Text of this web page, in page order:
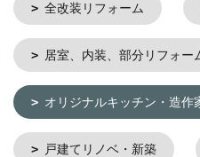
全改装リフォーム
居室、内装、部分リフォー
オリジナルキッチン・造作
戸建てリノベ・新築